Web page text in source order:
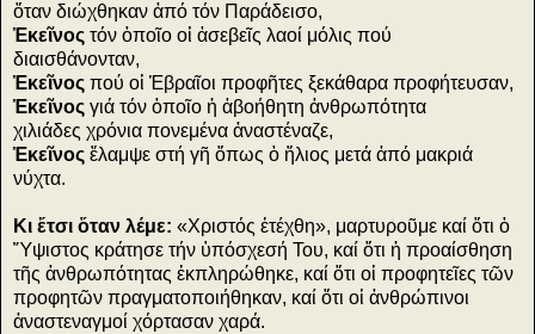
ὅταν διώχθηκαν ἀπό τόν Παράδεισο,
Ἐκεῖνος τόν ὁποῖο οἱ ἀσεβεῖς λαοί μόλις πού
διαισθάνονταν,
Ἐκεῖνος πού οἱ Ἑβραῖοι προφῆτες ξεκάθαρα προφήτευσαν,
Ἐκεῖνος γιά τόν ὁποῖο ἡ ἀβοήθητη ἀνθρωπότητα
χιλιάδες χρόνια πονεμένα ἀναστέναζε,
Ἐκεῖνος ἔλαμψε στή γῆ ὅπως ὁ ἥλιος μετά ἀπό μακριά
νύχτα.
Κι ἔτσι ὅταν λέμε: «Χριστός ἐτέχθη», μαρτυροῦμε καί ὅτι ὁ
Ὕψιστος κράτησε τήν ὑπόσχεσή Του, καί ὅτι ἡ προαίσθηση
τῆς ἀνθρωπότητας ἐκπληρώθηκε, καί ὅτι οἱ προφητεῖες τῶν
προφητῶν πραγματοποιήθηκαν, καί ὅτι οἱ ἀνθρώπινοι
ἀναστεναγμοί χόρτασαν χαρά.